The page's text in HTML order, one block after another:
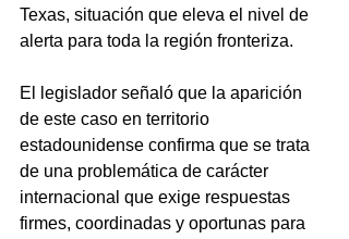
Texas, situación que eleva el nivel de
alerta para toda la región fronteriza.
El legislador señaló que la aparición
de este caso en territorio
estadounidense confirma que se trata
de una problemática de carácter
internacional que exige respuestas
firmes, coordinadas y oportunas para